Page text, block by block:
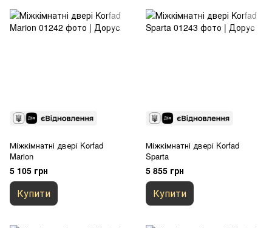
Міжкімнатні двері Korfad
Marion
5 105 грн
Купити
Міжкімнатні двері Korfad
Sparta
5 855 грн
Купити